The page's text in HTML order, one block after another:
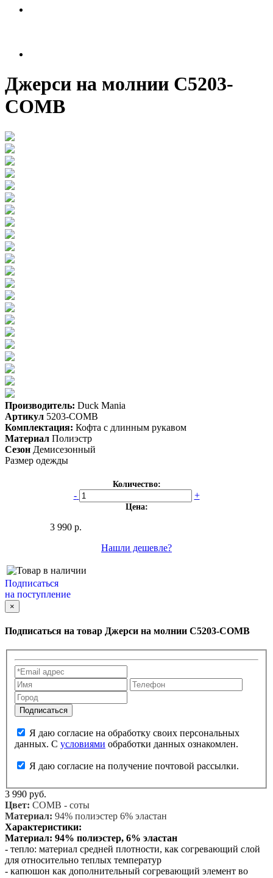
Джерси на молнии C5203-
COMB
Производитель: Duck Mania
Артикул 5203-COMB
Комплектация: Кофта с длинным рукавом
Материал Полиэстр
Сезон Демисезонный
Размер одежды
Количество:
- +
Цена:
3 990 р.
Нашли дешевле?
Подписаться
на поступление
×
Подписаться на товар Джерси на молнии C5203-COMB
данных. С условиями обработки данных ознакомлен.
Я даю согласие на получение почтовой рассылки.
3 990 руб.
Цвет: COMB - соты
Материал: 94% полиэстер 6% эластан
Характеристики:
Материал: 94% полиэстер, 6% эластан
- тепло: материал средней плотности, как согревающий слой
для относительно теплых температур
- капюшон как дополнительный согревающий элемент во